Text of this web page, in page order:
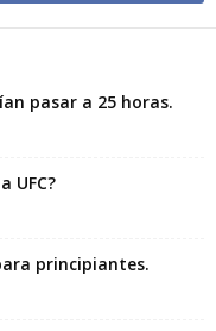
pasar a 25 horas.
UFC?
principiantes.